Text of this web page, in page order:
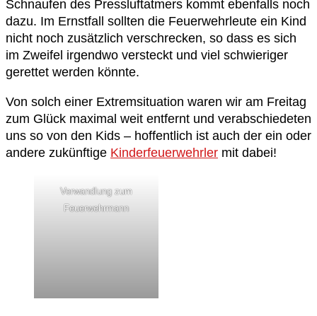
Schnaufen des Pressluftatmers kommt ebenfalls noch
dazu. Im Ernstfall sollten die Feuerwehrleute ein Kind
nicht noch zusätzlich verschrecken, so dass es sich
im Zweifel irgendwo versteckt und viel schwieriger
gerettet werden könnte.
Von solch einer Extremsituation waren wir am Freitag
zum Glück maximal weit entfernt und verabschiedeten
uns so von den Kids – hoffentlich ist auch der ein oder
andere zukünftige Kinderfeuerwehrler mit dabei!
Verwandlung zum
Feuerwehrmann